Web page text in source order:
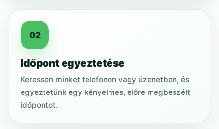
02
Időpont egyeztetése
Keressen minket telefonon vagy üzenetben, és
egyeztetünk egy kényelmes, előre megbeszélt
időpontot.